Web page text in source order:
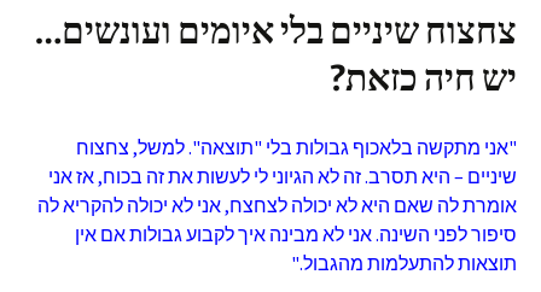
צחצוח שיניים בלי איומים ועונשים…
יש חיה כזאת?
"אני מתקשה בלאכוף גבולות בלי "תוצאה". למשל, צחצוח
שיניים – היא תסרב. זה לא הגיוני לי לעשות את זה בכוח, אז אני
אומרת לה שאם היא לא יכולה לצחצח, אני לא יכולה להקריא לה
סיפור לפני השינה. אני לא מבינה איך לקבוע גבולות אם אין
תוצאות להתעלמות מהגבול."